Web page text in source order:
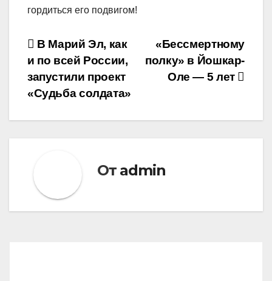
гордиться его подвигом!
Навигация
по
записям
«Бессмертному
полку» в Йошкар-
Оле — 5 лет
В Марий Эл, как
и по всей России,
запустили проект
«Судьба солдата»
От admin